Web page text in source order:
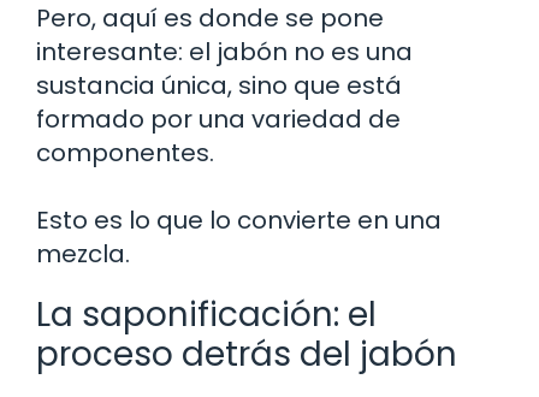
Pero, aquí es donde se pone
interesante: el jabón no es una
sustancia única, sino que está
formado por una variedad de
componentes.
Esto es lo que lo convierte en una
mezcla.
La saponificación: el
proceso detrás del jabón